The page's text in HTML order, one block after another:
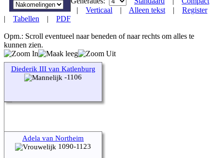
| Verticaal | Alleen tekst| Register
| Tabellen | PDF
Opm.: Scroll eventueel naar beneden of naar rechts om alles te
kunnen zien.
Diederik III van Katlenburg
-1106
Adela van Northeim
1090-1123